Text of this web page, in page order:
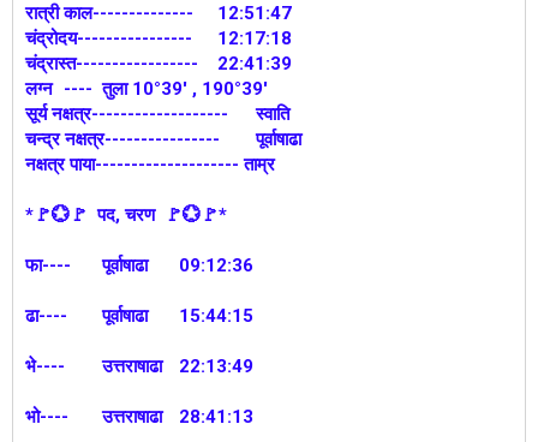
रात्री काल--------------
12:51:47
चंद्रोदय----------------
12:17:18
चंद्रास्त-----------------
22:41:39
लग्न ---- तुला 10°39' , 190°39'
सूर्य नक्षत्र-------------------
स्वाति
चन्द्र नक्षत्र----------------
पूर्वाषाढा
नक्षत्र पाया-------------------- ताम्र
*🚩💮🚩 पद, चरण 🚩💮🚩*
फा---- पूर्वाषाढा 09:12:36
ढा---- पूर्वाषाढा 15:44:15
भे---- उत्तराषाढा 22:13:49
भो---- उत्तराषाढा 28:41:13